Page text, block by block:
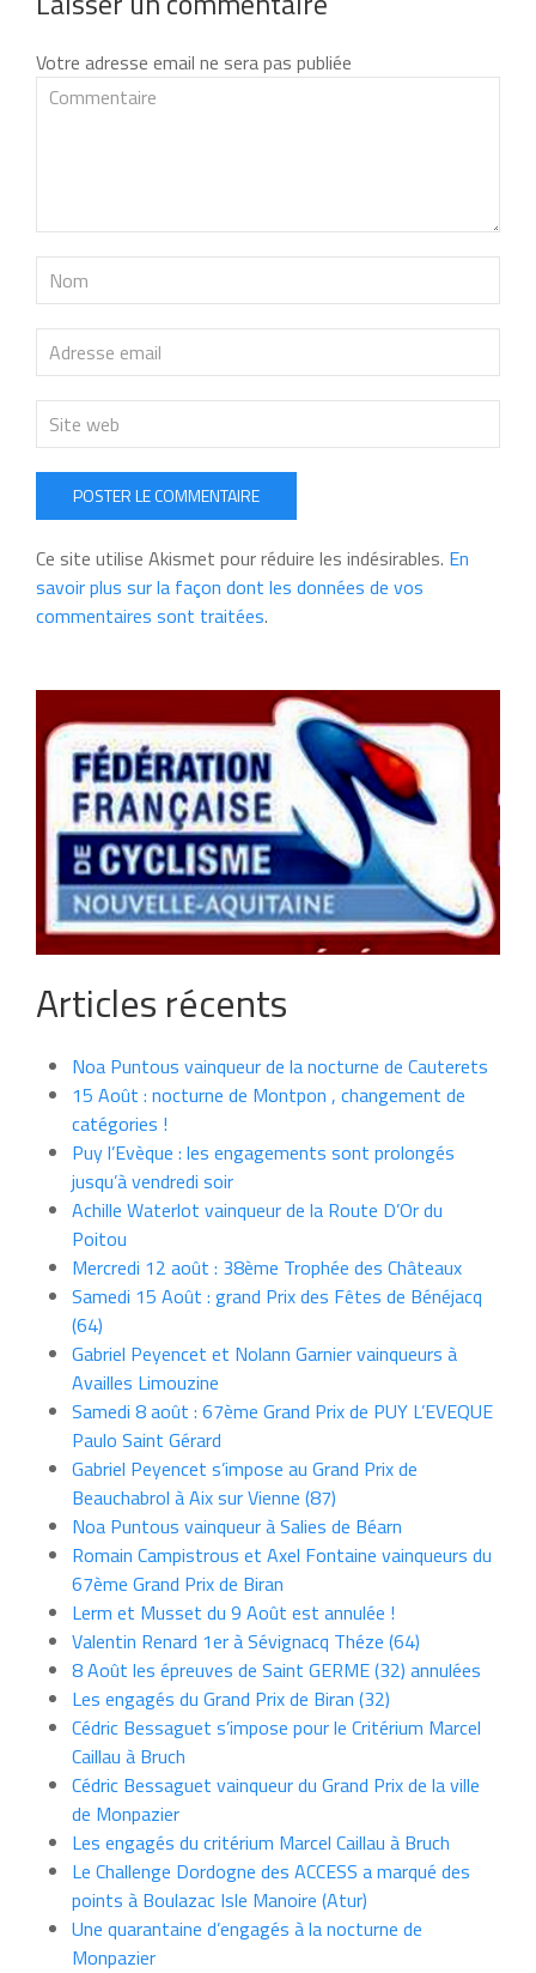
Votre adresse email ne sera pas publiée
POSTER LE COMMENTAIRE
Ce site utilise Akismet pour réduire les indésirables. En
savoir plus sur la façon dont les données de vos
commentaires sont traitées.
Articles récents
Noa Puntous vainqueur de la nocturne de Cauterets
15 Août : nocturne de Montpon , changement de
catégories !
Puy l’Evèque : les engagements sont prolongés
jusqu’à vendredi soir
Achille Waterlot vainqueur de la Route D’Or du
Poitou
Mercredi 12 août : 38ème Trophée des Châteaux
Samedi 15 Août : grand Prix des Fêtes de Bénéjacq
(64)
Gabriel Peyencet et Nolann Garnier vainqueurs à
Availles Limouzine
Samedi 8 août : 67ème Grand Prix de PUY L’EVEQUE
Paulo Saint Gérard
Gabriel Peyencet s’impose au Grand Prix de
Beauchabrol à Aix sur Vienne (87)
Noa Puntous vainqueur à Salies de Béarn
Romain Campistrous et Axel Fontaine vainqueurs du
67ème Grand Prix de Biran
Lerm et Musset du 9 Août est annulée !
Valentin Renard 1er à Sévignacq Théze (64)
8 Août les épreuves de Saint GERME (32) annulées
Les engagés du Grand Prix de Biran (32)
Cédric Bessaguet s’impose pour le Critérium Marcel
Caillau à Bruch
Cédric Bessaguet vainqueur du Grand Prix de la ville
de Monpazier
Les engagés du critérium Marcel Caillau à Bruch
Le Challenge Dordogne des ACCESS a marqué des
points à Boulazac Isle Manoire (Atur)
Une quarantaine d’engagés à la nocturne de
Monpazier